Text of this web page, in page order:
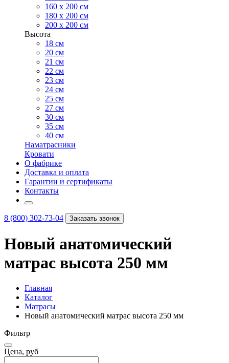
160 х 200 см
180 х 200 см
200 х 200 см
Высота
18 см
20 см
21 см
22 см
23 см
24 см
25 см
27 см
30 см
35 см
40 см
Наматрасники
Кровати
О фабрике
Доставка и оплата
Гарантии и сертификаты
Контакты
8 (800) 302-73-04 Заказать звонок
Новый анатомический
матрас высота 250 мм
Главная
Каталог
Матрасы
Новый анатомический матрас высота 250 мм
Фильтр
Цена, руб